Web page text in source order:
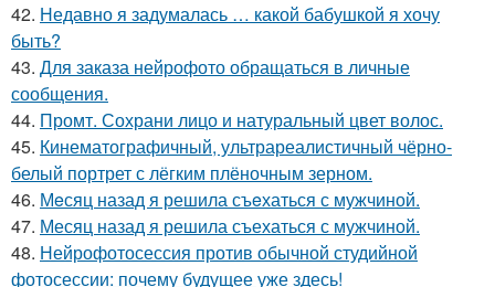
42. Недавно я задумалась … какой бабушкой я хочу
быть?
43. Для заказа нейрофото обращаться в личные
сообщения.
44. Промт. Сохрани лицо и натуральный цвет волос.
45. Кинематографичный, ультрареалистичный чёрно-
белый портрет с лёгким плёночным зерном.
46. Мeсяц назад я решила съeхаться с мужчиной.
47. Месяц назад я решила съехаться с мужчиной.
48. Нейрофотосессия против обычной студийной
фотосессии: почему будущее уже здесь!